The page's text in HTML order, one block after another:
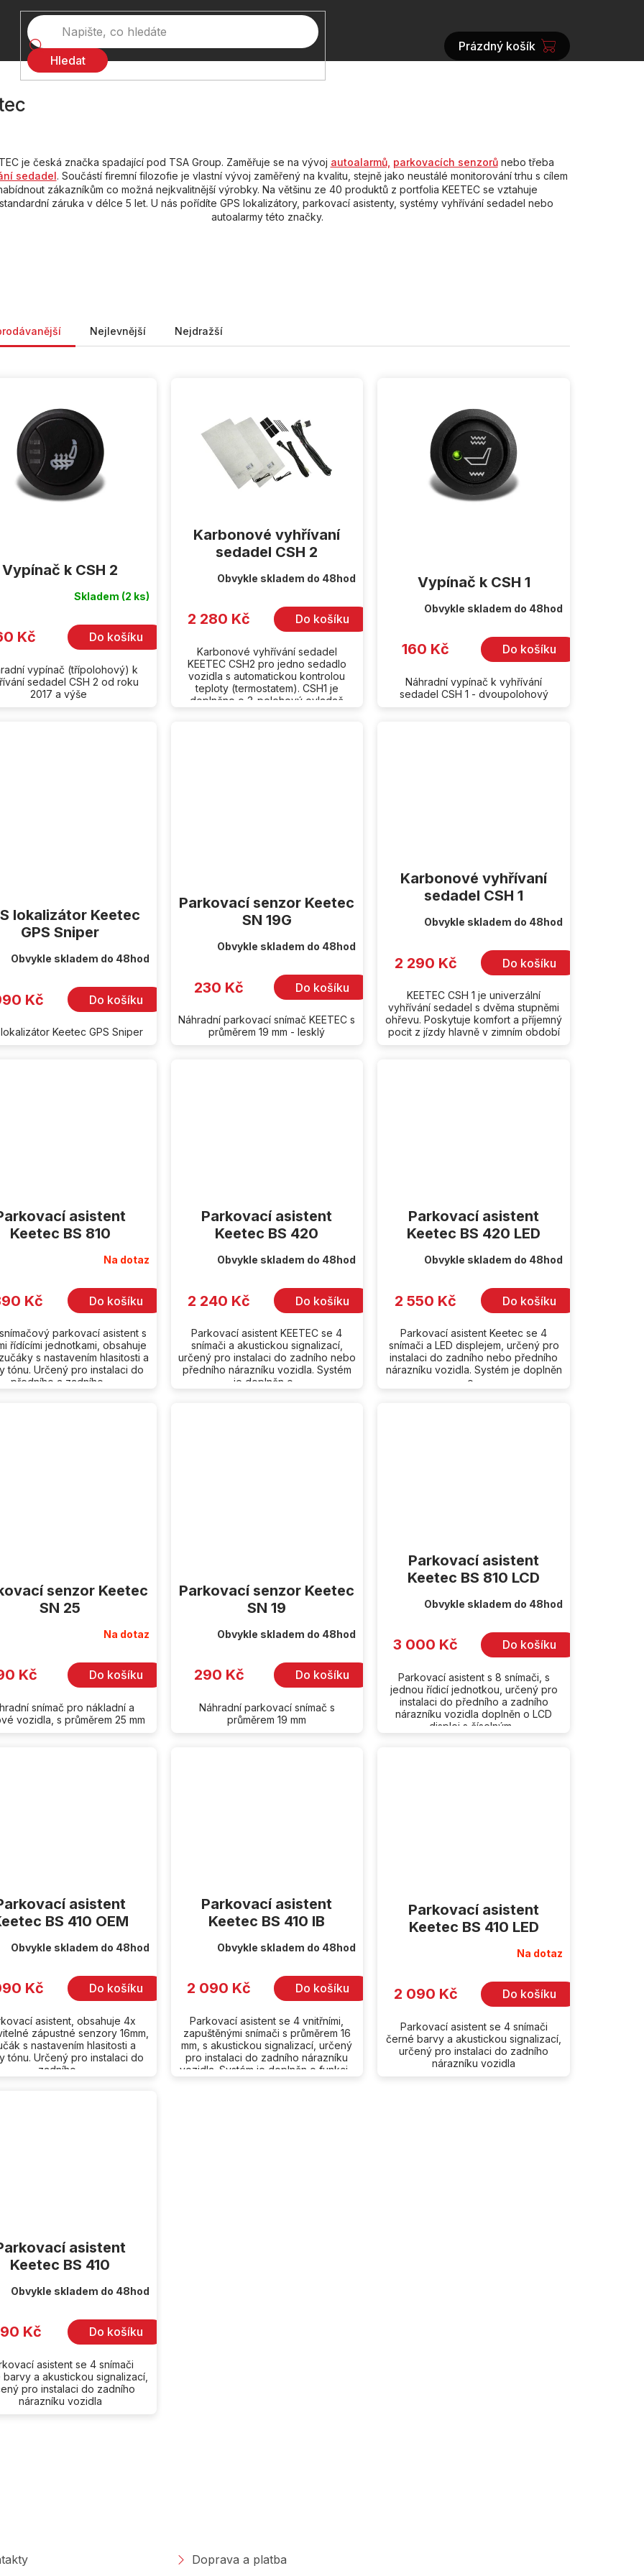
Hledat
NÁKUPNÍ
Prázdný košík
je česká značka spadající pod TSA Group. Zaměřuje se na vývoj autoalarmů, parkovacích senzorůnebo třeba
sedadel. Součástí firemní filozofie je vlastní vývoj zaměřený na kvalitu, stejně jako neustálé monitorování trhu s cílem
zákazníkům co možná nejkvalitnější výrobky. Na většinu ze 40 produktů z portfolia KEETEC se vztahuje
záruka v délce 5 let. U nás pořídíte GPS lokalizátory, parkovací asistenty, systémy vyhřívání sedadel nebo
autoalarmy této značky.
Nejlevnější Nejdražší
Vypínač k CSH 2
Skladem (2 ks)
Kč Do košíku
vypínač (třípolohový) k
sedadel CSH 2 od roku
2017 a výše
Karbonové vyhřívaní
sedadel CSH 2
Obvykle skladem do 48hod
2 280 Kč Do košíku
Karbonové vyhřívání sedadel
KEETEC CSH2 pro jedno sedadlo
vozidla s automatickou kontrolou
teploty (termostatem). CSH1 je
doplněno o 3-polohový ovladač
Vypínač k CSH 1
Obvykle skladem do 48hod
160 Kč Do košíku
Náhradní vypínač k vyhřívání
sedadel CSH 1 - dvoupolohový
lokalizátor Keetec
GPS Sniper
Obvykle skladem do 48hod
Kč Do košíku
lokalizátor Keetec GPS Sniper
Parkovací senzor Keetec
SN 19G
Obvykle skladem do 48hod
230 Kč Do košíku
Náhradní parkovací snímač KEETEC s
průměrem 19 mm - lesklý
Karbonové vyhřívaní
sedadel CSH 1
Obvykle skladem do 48hod
2 290 Kč Do košíku
KEETEC CSH 1 je univerzální
vyhřívání sedadel s dvěma stupněmi
ohřevu. Poskytuje komfort a příjemný
pocit z jízdy hlavně v zimním období
asistent
Keetec BS 810
Na dotaz
Kč Do košíku
parkovací asistent s
řídícími jednotkami, obsahuje
s nastavením hlasitosti a
tónu. Určený pro instalaci do
předního a zadního...
Parkovací asistent
Keetec BS 420
Obvykle skladem do 48hod
2 240 Kč Do košíku
Parkovací asistent KEETEC se 4
snímači a akustickou signalizací,
určený pro instalaci do zadního nebo
předního nárazníku vozidla. Systém
je doplněn o...
Parkovací asistent
Keetec BS 420 LED
Obvykle skladem do 48hod
2 550 Kč Do košíku
Parkovací asistent Keetec se 4
snímači a LED displejem, určený pro
instalaci do zadního nebo předního
nárazníku vozidla. Systém je doplněn
o...
senzor Keetec
SN 25
Na dotaz
Kč Do košíku
snímač pro nákladní a
vozidla, s průměrem 25 mm
Parkovací senzor Keetec
SN 19
Obvykle skladem do 48hod
290 Kč Do košíku
Náhradní parkovací snímač s
průměrem 19 mm
Parkovací asistent
Keetec BS 810 LCD
Obvykle skladem do 48hod
3 000 Kč Do košíku
Parkovací asistent s 8 snímači, s
jednou řídicí jednotkou, určený pro
instalaci do předního a zadního
nárazníku vozidla doplněn o LCD
displej s číselným...
asistent
BS 410 OEM
Obvykle skladem do 48hod
Kč Do košíku
asistent, obsahuje 4x
zápustné senzory 16mm,
s nastavením hlasitosti a
tónu. Určený pro instalaci do
zadního...
Parkovací asistent
Keetec BS 410 IB
Obvykle skladem do 48hod
2 090 Kč Do košíku
Parkovací asistent se 4 vnitřními,
zapuštěnými snímači s průměrem 16
mm, s akustickou signalizací, určený
pro instalaci do zadního nárazníku
vozidla. Systém je doplněn o funkci...
Parkovací asistent
Keetec BS 410 LED
Na dotaz
2 090 Kč Do košíku
Parkovací asistent se 4 snímači
černé barvy a akustickou signalizací,
určený pro instalaci do zadního
nárazníku vozidla
asistent
Keetec BS 410
Obvykle skladem do 48hod
Kč Do košíku
asistent se 4 snímači
a akustickou signalizací,
pro instalaci do zadního
nárazníku vozidla
r
Doprava a platba